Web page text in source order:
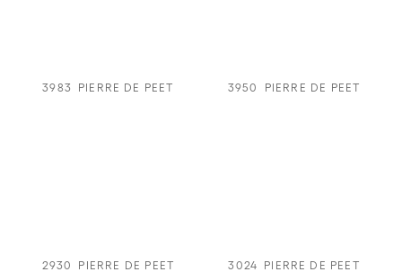
3983 PIERRE DE PEET 3950 PIERRE DE PEET
2930 PIERRE DE PEET 3024 PIERRE DE PEET